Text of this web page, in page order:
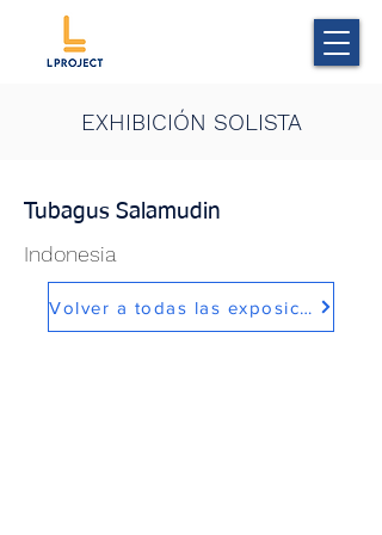
EXHIBICIÓN SOLISTA
Tubagus Salamudin
Indonesia
Volver a todas las exposiciones